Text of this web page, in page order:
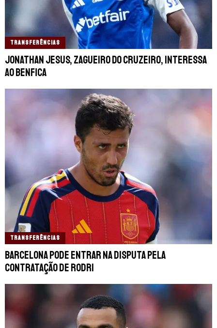
TRANSFERÊNCIAS
Jonathan Jesus, zagueiro do Cruzeiro, interessa
ao Benfica
TRANSFERÊNCIAS
Barcelona pode entrar na disputa pela
contratação de Rodri